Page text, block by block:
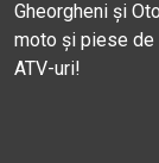
Gheorgheni și
moto și piese
ATV-uri!